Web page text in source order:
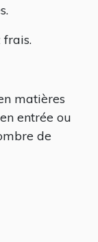
frais.
matières
entrée ou
de